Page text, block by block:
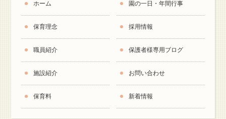
ホーム
保育理念
職員紹介
施設紹介
保育料
園の一日・年間行事
採用情報
保護者様専用ブログ
お問い合わせ
新着情報